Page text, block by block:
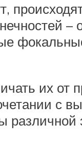
–
их от
с